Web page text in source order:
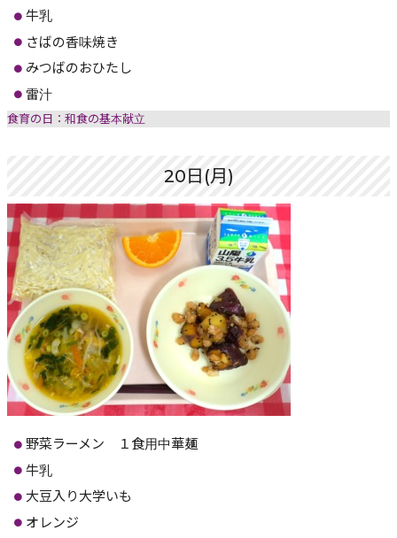
牛乳
さばの香味焼き
みつばのおひたし
雷汁
食育の日：和食の基本献立
20日(月)
野菜ラーメン １食用中華麺
牛乳
大豆入り大学いも
オレンジ